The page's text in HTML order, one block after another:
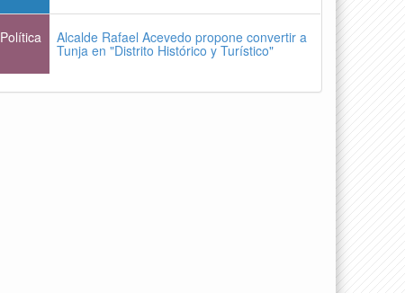
Política Alcalde Rafael Acevedo propone convertir a
Tunja en "Distrito Histórico y Turístico"